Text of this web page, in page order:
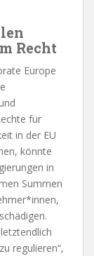
Recht
Europe
für
in der EU
könnte
in
Summen
regulieren“,